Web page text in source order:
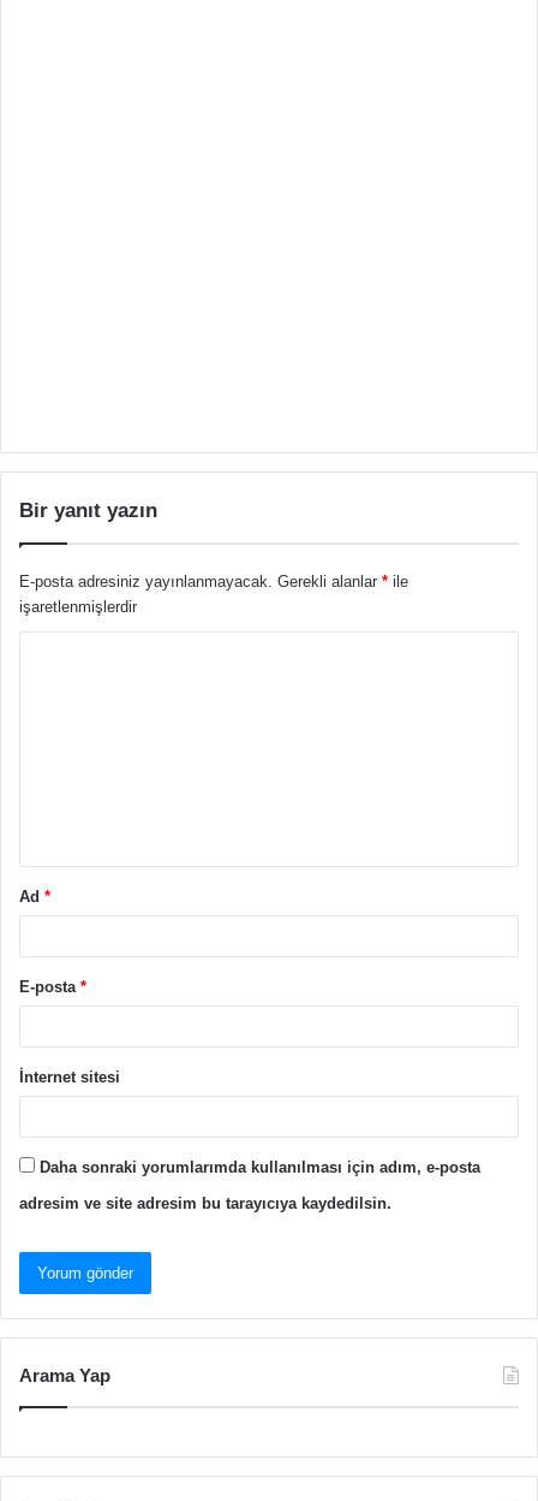
Bir yanıt yazın
E-posta adresiniz yayınlanmayacak. Gerekli alanlar * ile
işaretlenmişlerdir
Ad *
E-posta *
İnternet sitesi
Daha sonraki yorumlarımda kullanılması için adım, e-posta
adresim ve site adresim bu tarayıcıya kaydedilsin.
Arama Yap